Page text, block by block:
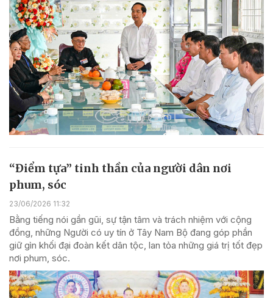
“Điểm tựa” tinh thần của người dân nơi
phum, sóc
23/06/2026 11:32
Bằng tiếng nói gần gũi, sự tận tâm và trách nhiệm với cộng
đồng, những Người có uy tín ở Tây Nam Bộ đang góp phần
giữ gìn khối đại đoàn kết dân tộc, lan tỏa những giá trị tốt đẹp
nơi phum, sóc.